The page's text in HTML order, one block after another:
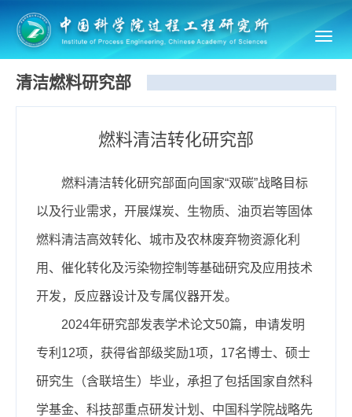
清洁燃料研究部
燃料清洁转化研究部
燃料清洁转化研究部面向国家“双碳”战略目标
以及行业需求，开展煤炭、生物质、油页岩等固体
燃料清洁高效转化、城市及农林废弃物资源化利
用、催化转化及污染物控制等基础研究及应用技术
开发，反应器设计及专属仪器开发。
2024年研究部发表学术论文50篇，申请发明
专利12项，获得省部级奖励1项，17名博士、硕士
研究生（含联培生）毕业，承担了包括国家自然科
学基金、科技部重点研发计划、中国科学院战略先